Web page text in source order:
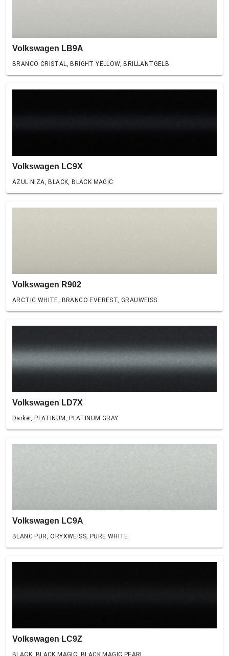
Volkswagen LB9A
BRANCO CRISTAL, BRIGHT YELLOW, BRILLANTGELB
Volkswagen LC9X
AZUL NIZA, BLACK, BLACK MAGIC
Volkswagen R902
ARCTIC WHITE, BRANCO EVEREST, GRAUWEISS
Volkswagen LD7X
Darker, PLATINUM, PLATINUM GRAY
Volkswagen LC9A
BLANC PUR, ORYXWEISS, PURE WHITE
Volkswagen LC9Z
BLACK, BLACK MAGIC, BLACK MAGIC PEARL